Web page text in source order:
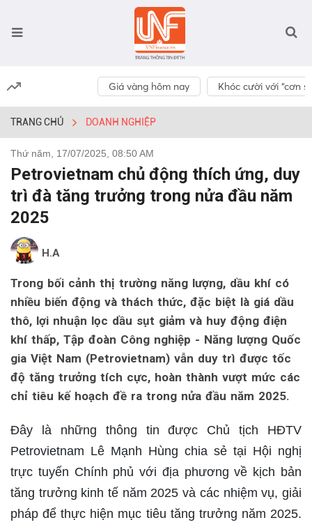
Giá vàng hôm nay Khóc cười với “cơn
TRANG CHỦ DOANH NGHIỆP
Thứ năm, 17/07/2025, 08:50 AM
Petrovietnam chủ động thích ứng, duy
trì đà tăng trưởng trong nửa đầu năm
2025
H.A
Trong bối cảnh thị trường năng lượng, dầu khí có
nhiều biến động và thách thức, đặc biệt là giá dầu
thô, lợi nhuận lọc dầu sụt giảm và huy động điện
khí thấp, Tập đoàn Công nghiệp - Năng lượng Quốc
gia Việt Nam (Petrovietnam) vẫn duy trì được tốc
độ tăng trưởng tích cực, hoàn thành vượt mức các
chỉ tiêu kế hoạch đề ra trong nửa đầu năm 2025.
Đây là những thông tin được Chủ tịch HĐTV
Petrovietnam Lê Mạnh Hùng chia sẻ tại Hội nghị
trực tuyến Chính phủ với địa phương về kịch bản
tăng trưởng kinh tế năm 2025 và các nhiệm vụ, giải
pháp để thực hiện mục tiêu tăng trưởng năm 2025.